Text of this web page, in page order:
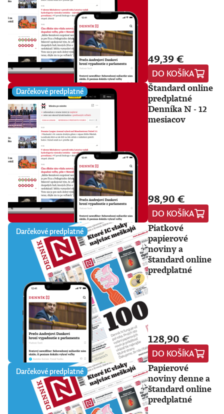
49,39 €
DO KOŠÍKA
Darčekové predplatné
Štandard online
predplatné
Denníka N - 12
mesiacov
98,90 €
DO KOŠÍKA
Darčekové predplatné
Piatkové
papierové
noviny a
štandard online
predplatné
128,90 €
DO KOŠÍKA
Darčekové predplatné
Papierové
noviny denne a
štandard online
predplatné